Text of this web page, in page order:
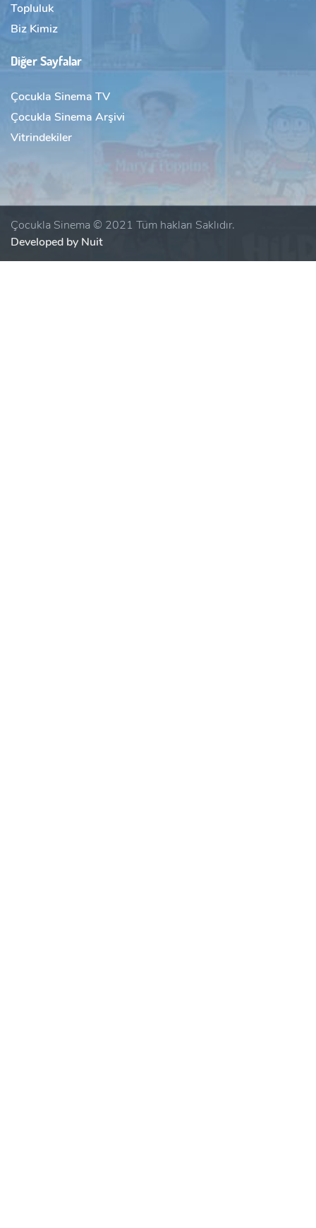
Topluluk
Biz Kimiz
Diğer Sayfalar
Çocukla Sinema TV
Çocukla Sinema Arşivi
Vitrindekiler
Çocukla Sinema © 2021 Tüm hakları Saklıdır.
Developed by Nuit